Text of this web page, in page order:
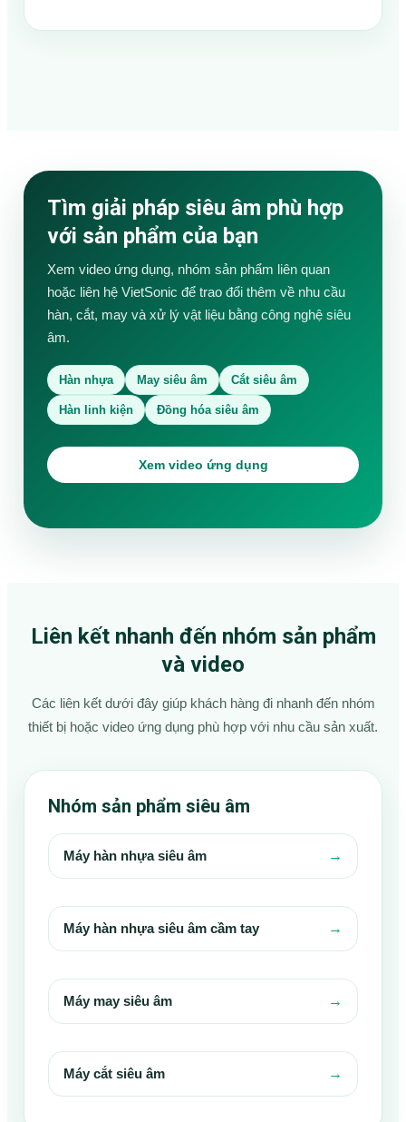
Tìm giải pháp siêu âm phù hợp
với sản phẩm của bạn
Xem video ứng dụng, nhóm sản phẩm liên quan
hoặc liên hệ VietSonic để trao đổi thêm về nhu cầu
hàn, cắt, may và xử lý vật liệu bằng công nghệ siêu
âm.
Hàn nhựa May siêu âm Cắt siêu âm
Hàn linh kiện Đồng hóa siêu âm
Xem video ứng dụng
Liên kết nhanh đến nhóm sản phẩm
và video
Các liên kết dưới đây giúp khách hàng đi nhanh đến nhóm
thiết bị hoặc video ứng dụng phù hợp với nhu cầu sản xuất.
Nhóm sản phẩm siêu âm
Máy hàn nhựa siêu âm →
Máy hàn nhựa siêu âm cầm tay →
Máy may siêu âm →
Máy cắt siêu âm →